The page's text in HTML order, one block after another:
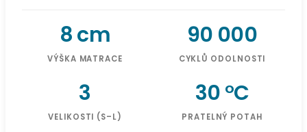
8 cm
VÝŠKA MATRACE
90 000
CYKLŮ ODOLNOSTI
3
VELIKOSTI (S–L)
30 °C
PRATELNÝ POTAH